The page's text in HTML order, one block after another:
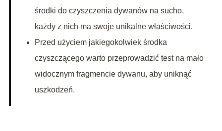
środki do czyszczenia dywanów na sucho,
każdy z nich ma swoje unikalne właściwości.
Przed użyciem jakiegokolwiek środka
czyszczącego warto przeprowadzić test na mało
widocznym fragmencie dywanu, aby uniknąć
uszkodzeń.